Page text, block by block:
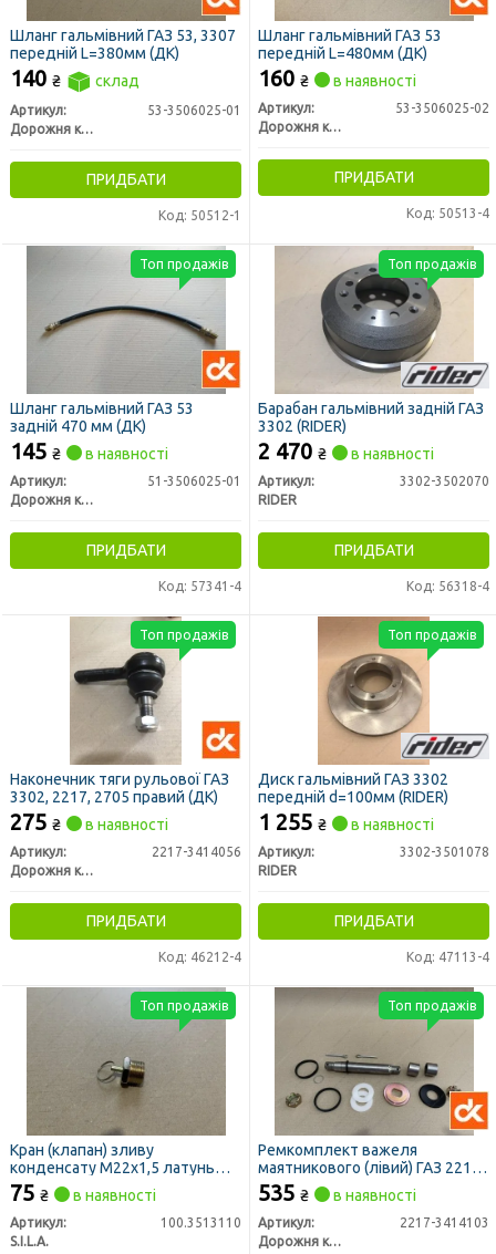
Шланг гальмівний ГАЗ 53, 3307
передній L=380мм (ДК)
140 ₴ склад
Артикул:
53-3506025-01
Дорожня карта
ПРИДБАТИ
Код: 50512-1
Шланг гальмівний ГАЗ 53
передній L=480мм (ДК)
160 ₴ в наявності
Артикул:
53-3506025-02
Дорожня карта
ПРИДБАТИ
Код: 50513-4
Шланг гальмівний ГАЗ 53
задній 470 мм (ДК)
145 ₴ в наявності
Артикул:
51-3506025-01
Дорожня карта
ПРИДБАТИ
Код: 57341-4
Топ продажів
Барабан гальмівний задній ГАЗ
3302 (RIDER)
2 470 ₴ в наявності
Артикул:
3302-3502070
RIDER
ПРИДБАТИ
Код: 56318-4
Топ продажів
Наконечник тяги рульової ГАЗ
3302, 2217, 2705 правий (ДК)
275 ₴ в наявності
Артикул:
2217-3414056
Дорожня карта
ПРИДБАТИ
Код: 46212-4
Топ продажів
Диск гальмівний ГАЗ 3302
передній d=100мм (RIDER)
1 255 ₴ в наявності
Артикул:
3302-3501078
RIDER
ПРИДБАТИ
Код: 47113-4
Топ продажів
Кран (клапан) зливу
конденсату М22х1,5 латунь
(S.I.L.A. AC)
75 ₴ в наявності
Артикул:
100.3513110
S.I.L.A.
Топ продажів
Ремкомплект важеля
маятникового (лівий) ГАЗ 2217,
Соболь (ДК)
535 ₴ в наявності
Артикул:
2217-3414103
Дорожня карта
Топ продажів